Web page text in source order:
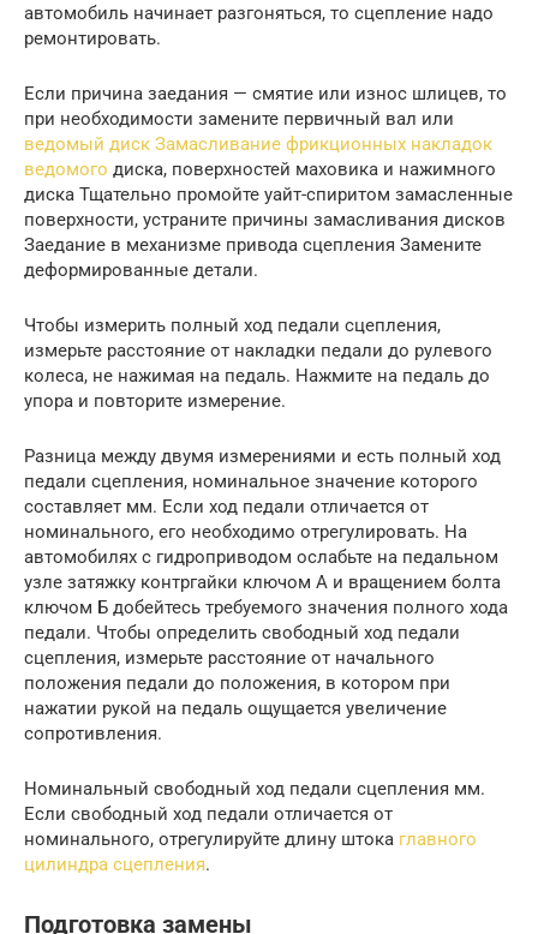
автомобиль начинает разгоняться, то сцепление надо
ремонтировать.
Если причина заедания — смятие или износ шлицев, то
при необходимости замените первичный вал или
ведомый диск Замасливание фрикционных накладок
ведомого диска, поверхностей маховика и нажимного
диска Тщательно промойте уайт-спиритом замасленные
поверхности, устраните причины замасливания дисков
Заедание в механизме привода сцепления Замените
деформированные детали.
Чтобы измерить полный ход педали сцепления,
измерьте расстояние от накладки педали до рулевого
колеса, не нажимая на педаль. Нажмите на педаль до
упора и повторите измерение.
Разница между двумя измерениями и есть полный ход
педали сцепления, номинальное значение которого
составляет мм. Если ход педали отличается от
номинального, его необходимо отрегулировать. На
автомобилях с гидроприводом ослабьте на педальном
узле затяжку контргайки ключом А и вращением болта
ключом Б добейтесь требуемого значения полного хода
педали. Чтобы определить свободный ход педали
сцепления, измерьте расстояние от начального
положения педали до положения, в котором при
нажатии рукой на педаль ощущается увеличение
сопротивления.
Номинальный свободный ход педали сцепления мм.
Если свободный ход педали отличается от
номинального, отрегулируйте длину штока главного
цилиндра сцепления.
Подготовка замены